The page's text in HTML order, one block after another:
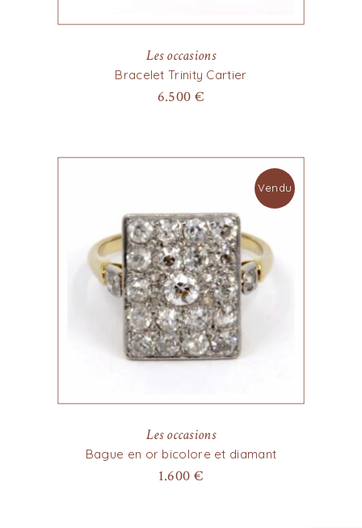
Les occasions
Bracelet Trinity Cartier
6.500 €
Vendu
Les occasions
Bague en or bicolore et diamant
1.600 €